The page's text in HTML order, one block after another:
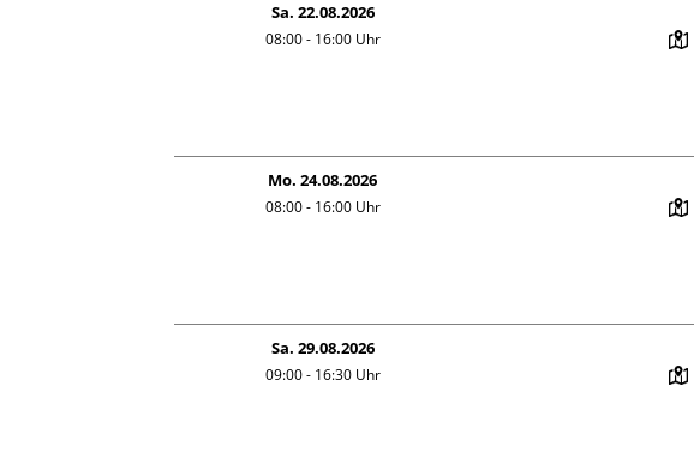
Sa. 22.08.2026
08:00 - 16:00Uhr
Mo. 24.08.2026
08:00 - 16:00Uhr
Sa. 29.08.2026
09:00 - 16:30Uhr